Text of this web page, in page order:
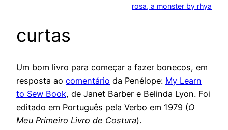
rosa, a monster by rhya
curtas
Um bom livro para começar a fazer bonecos, em
resposta ao comentário da Penélope: My Learn
to Sew Book, de Janet Barber e Belinda Lyon. Foi
editado em Português pela Verbo em 1979 (O
Meu Primeiro Livro de Costura).